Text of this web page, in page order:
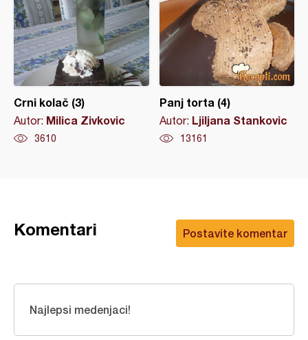
Crni kolač (3)
Autor: Milica Zivkovic
3610
Panj torta (4)
Autor: Ljiljana Stankovic
13161
Postavite komentar
Komentari
Najlepsi medenjaci!